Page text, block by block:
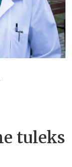
tuleks